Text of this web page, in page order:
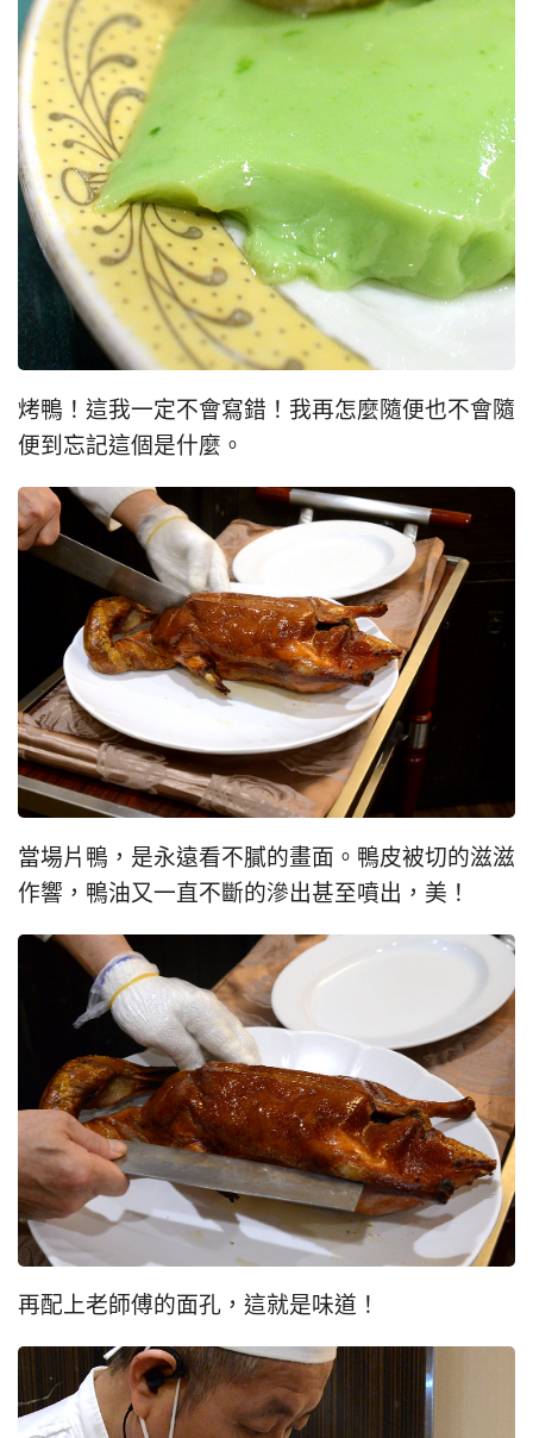
烤鴨！這我一定不會寫錯！我再怎麼隨便也不會隨
便到忘記這個是什麼。
當場片鴨，是永遠看不膩的畫面。鴨皮被切的滋滋
作響，鴨油又一直不斷的滲出甚至噴出，美！
再配上老師傅的面孔，這就是味道！